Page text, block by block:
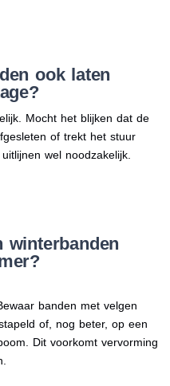
ook laten
Mocht het blijken dat de
of trekt het stuur
wel noodzakelijk.
winterbanden
banden met velgen
of, nog beter, op een
Dit voorkomt vervorming